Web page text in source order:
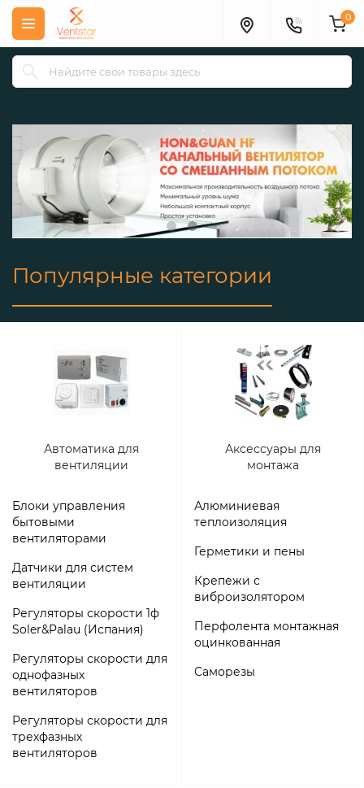
0
Популярные категории
Автоматика для
вентиляции
Блоки управления
бытовыми
вентиляторами
Датчики для систем
вентиляции
Регуляторы скорости 1ф
Soler&Palau (Испания)
Регуляторы скорости для
однофазных
вентиляторов
Регуляторы скорости для
трехфазных
вентиляторов
Аксессуары для
монтажа
Алюминиевая
теплоизоляция
Герметики и пены
Крепежи с
виброизолятором
Перфолента монтажная
оцинкованная
Саморезы